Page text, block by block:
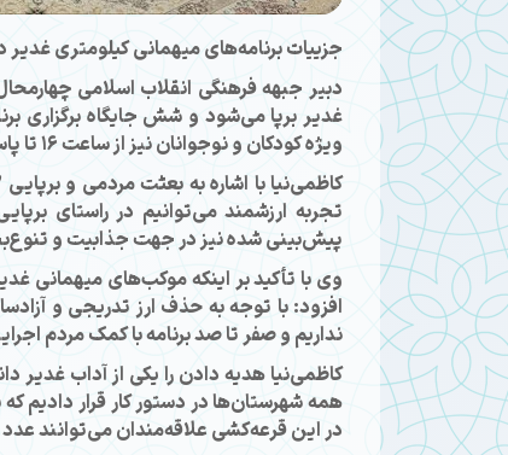
جزییات برنامه‌های میهمانی کیلومتری غدیر
غدیر برپا می‌شود و شش جایگاه برگزاری
ویژه کودکان و نوجوانان نیز از ساعت ۱۶ تا پاسی از شب فعالیت دارند و برنامه دارند.
تجربه ارزشمند می‌توانیم در راستای
پیش‌بینی شده نیز در جهت جذابیت و
وی با تأکید بر اینکه موکب‌های میهمانی
افزود: با توجه به حذف ارز تدریجی و
نداریم و صفر تا صد برنامه با کمک مردم
همه شهرستان‌ها در دستور کار قرار دادیم
در این قرعه‌کشی علاقه‌مندان می‌توانند عدد ۵ را به سرشماره ۳۰۰۰۴۱۲۱۱۱ ارسال کنند.